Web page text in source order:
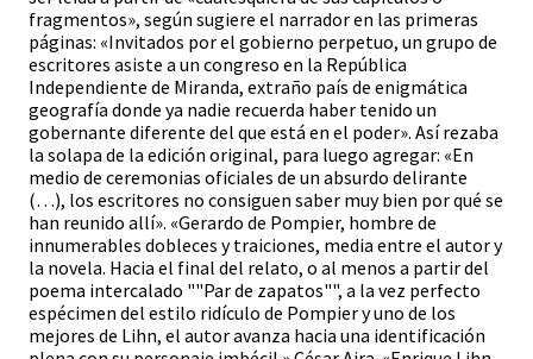
fragmentos», según sugiere el narrador en las primeras
páginas: «Invitados por el gobierno perpetuo, un grupo de
escritores asiste a un congreso en la República
Independiente de Miranda, extraño país de enigmática
geografía donde ya nadie recuerda haber tenido un
gobernante diferente del que está en el poder». Así rezaba
la solapa de la edición original, para luego agregar: «En
medio de ceremonias oficiales de un absurdo delirante
(…), los escritores no consiguen saber muy bien por qué se
han reunido allí». «Gerardo de Pompier, hombre de
innumerables dobleces y traiciones, media entre el autor y
la novela. Hacia el final del relato, o al menos a partir del
poema intercalado ""Par de zapatos"", a la vez perfecto
espécimen del estilo ridículo de Pompier y uno de los
mejores de Lihn, el autor avanza hacia una identificación